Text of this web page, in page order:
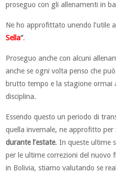
proseguo con gli allenamenti in
Ne ho approfittato unendo l’utile
Sella“.
Proseguo anche con alcuni
anche se ogni volta penso che
brutto tempo e la stagione ormai
disciplina.
Essendo questo un periodo di
quella invernale, ne approfitto per
durante l’estate. In queste ultime
per le ultime correzioni del nuovo
in Bolivia, stiamo valutando se